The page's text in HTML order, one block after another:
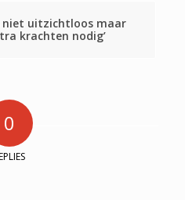
niet uitzichtloos maar
krachten nodig’
0